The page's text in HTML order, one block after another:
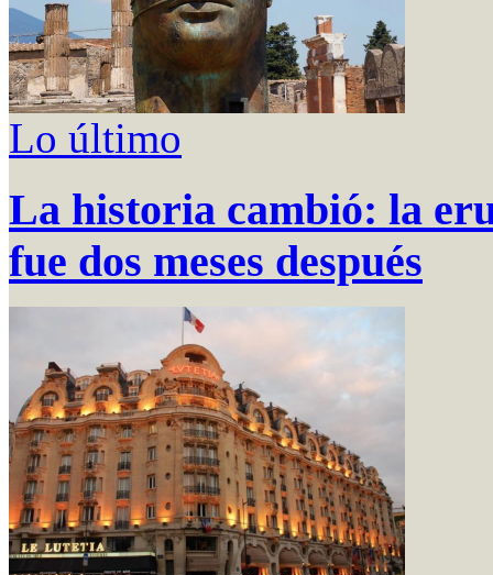
Lo último
La historia cambió: la
fue dos meses después